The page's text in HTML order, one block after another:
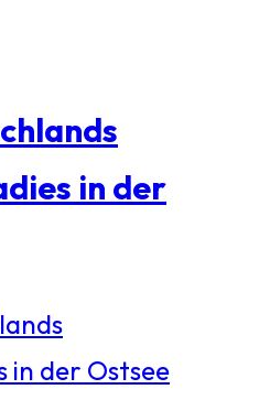
in der